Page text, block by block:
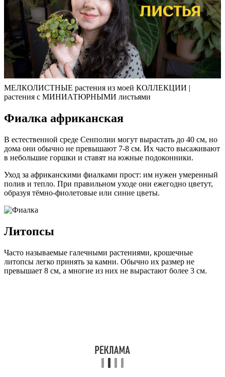
МЕЛКОЛИСТНЫЕ растения из моей КОЛЛЕКЦИИ |
растения с МИНИАТЮРНЫМИ листьями
Фиалка африканская
В естественной среде Сенполии могут вырастать до 40 см, но
дома они обычно не превышают 7-8 см. Их часто высаживают
в небольшие горшки и ставят на южные подоконники.
Уход за африканскими фиалками прост: им нужен умеренный
полив и тепло. При правильном уходе они ежегодно цветут,
образуя тёмно-фиолетовые или синие цветы.
Литопсы
Часто называемые галечными растениями, крошечные
литопсы легко принять за камни. Обычно их размер не
превышает 8 см, а многие из них не вырастают более 3 см.